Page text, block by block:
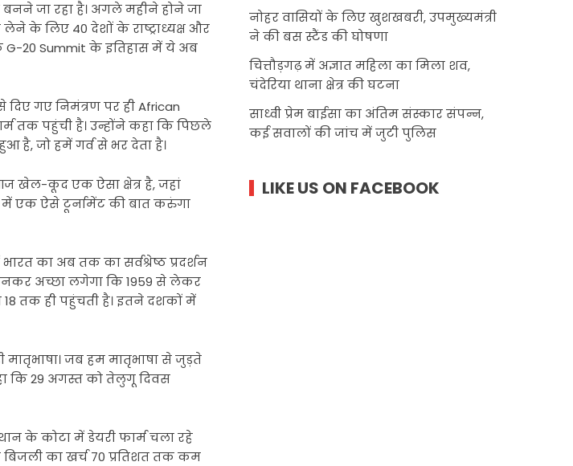
बनने जा रहा है। अगले महीने होने जा
के लिए 40 देशों के राष्ट्राध्यक्ष और
G-20 Summit के इतिहास में ये अब
गए निमंत्रण पर ही African
तक पहुंची है। उन्होंने कहा कि पिछले
है, जो हमें गर्व से भर देता है।
खेल-कूद एक ऐसा क्षेत्र है, जहां
एक ऐसे टूर्नामेंट की बात करुंगा
का अब तक का सर्वश्रेष्ठ प्रदर्शन
अच्छा लगेगा कि 1959 से लेकर
तक ही पहुंचती है। इतने दशकों में
जब हम मातृभाषा से जुड़ते
कि 29 अगस्त को तेलुगू दिवस
के कोटा में डेयरी फार्म चला रहे
बिजली का खर्च 70 प्रतिशत तक कम
नोहर वासियों के लिए खुशखबरी, उपमुख्यमंत्री
ने की बस स्टैंड की घोषणा
चित्तौड़गढ़ में अज्ञात महिला का मिला शव,
चंदेरिया थाना क्षेत्र की घटना
साध्वी प्रेम बाईसा का अंतिम संस्कार संपन्न,
कई सवालों की जांच में जुटी पुलिस
LIKE US ON FACEBOOK